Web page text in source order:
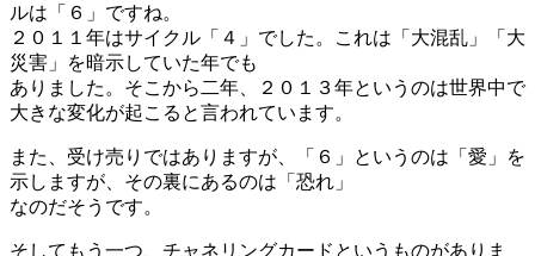
ルは「６」ですね。
２０１１年はサイクル「４」でした。これは「大混乱」「大
災害」を暗示していた年でも
ありました。そこから二年、２０１３年というのは世界中で
大きな変化が起こると言われています。
また、受け売りではありますが、「６」というのは「愛」を
示しますが、その裏にあるのは「恐れ」
なのだそうです。
そしてもう一つ、チャネリングカードというものがありま